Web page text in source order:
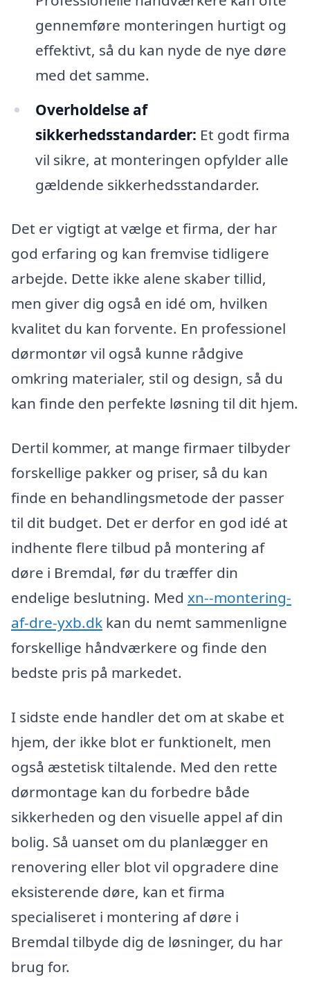
gennemføre monteringen hurtigt og
effektivt, så du kan nyde de nye døre
med det samme.
Overholdelse af
sikkerhedsstandarder: Et godt firma
vil sikre, at monteringen opfylder alle
gældende sikkerhedsstandarder.
Det er vigtigt at vælge et firma, der har
god erfaring og kan fremvise tidligere
arbejde. Dette ikke alene skaber tillid,
men giver dig også en idé om, hvilken
kvalitet du kan forvente. En professionel
dørmontør vil også kunne rådgive
omkring materialer, stil og design, så du
kan finde den perfekte løsning til dit hjem.
Dertil kommer, at mange firmaer tilbyder
forskellige pakker og priser, så du kan
finde en behandlingsmetode der passer
til dit budget. Det er derfor en god idé at
indhente flere tilbud på montering af
døre i Bremdal, før du træffer din
endelige beslutning. Med xn--montering-
af-dre-yxb.dk kan du nemt sammenligne
forskellige håndværkere og finde den
bedste pris på markedet.
I sidste ende handler det om at skabe et
hjem, der ikke blot er funktionelt, men
også æstetisk tiltalende. Med den rette
dørmontage kan du forbedre både
sikkerheden og den visuelle appel af din
bolig. Så uanset om du planlægger en
renovering eller blot vil opgradere dine
eksisterende døre, kan et firma
specialiseret i montering af døre i
Bremdal tilbyde dig de løsninger, du har
brug for.